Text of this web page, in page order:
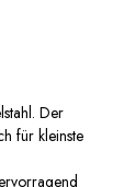
Der
für kleinste